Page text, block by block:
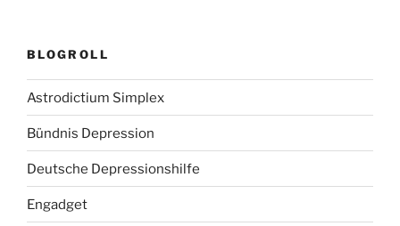
BLOGROLL
Astrodictium Simplex
Bündnis Depression
Deutsche Depressionshilfe
Engadget